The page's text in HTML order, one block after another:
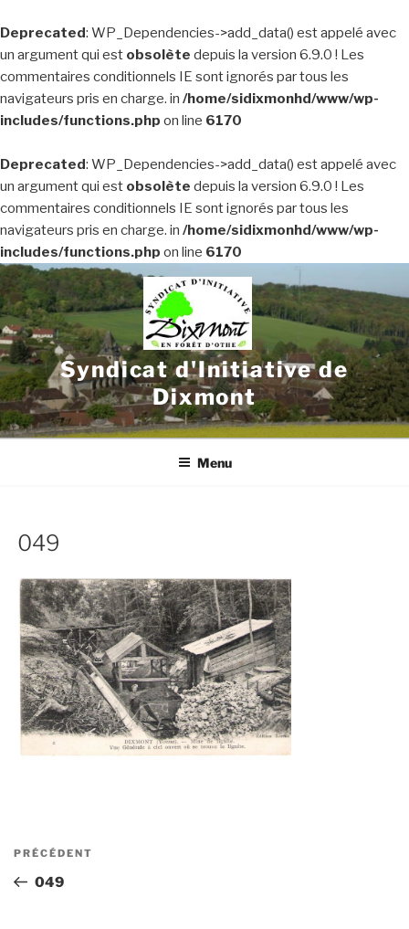
Deprecated: WP_Dependencies->add_data() est appelé avec
un argument qui est obsolète depuis la version 6.9.0 ! Les
commentaires conditionnels IE sont ignorés par tous les
navigateurs pris en charge. in /home/sidixmonhd/www/wp-
includes/functions.php on line 6170
Deprecated: WP_Dependencies->add_data() est appelé avec
un argument qui est obsolète depuis la version 6.9.0 ! Les
commentaires conditionnels IE sont ignorés par tous les
navigateurs pris en charge. in /home/sidixmonhd/www/wp-
includes/functions.php on line 6170
Aller
au
contenu
principal
Syndicat d'Initiative de
Dixmont
Menu
049
Navigation
l’article
Article
précédent
PRÉCÉDENT
049